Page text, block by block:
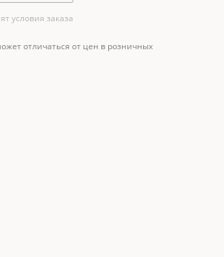
условия заказа
отличаться от цен в розничных